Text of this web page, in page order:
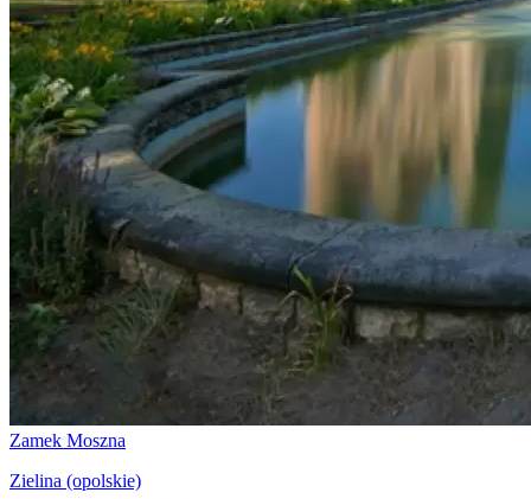
Zamek Moszna
Zielina (opolskie)